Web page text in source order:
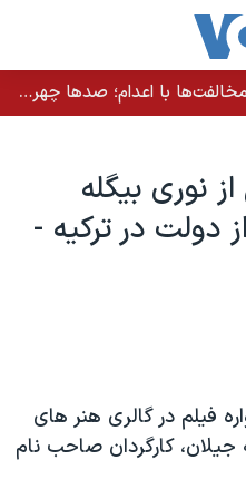
ترس جمهوری اسلامی از گسترش مخالفت‌ها با اعدام؛ صدها چهره شناخته‌شده به دادسرا احضار شدند
نوری بيگله
دولت در ترکيه -
فيلم در گالری هنر های
جيلان، کارگردان صاحب نام